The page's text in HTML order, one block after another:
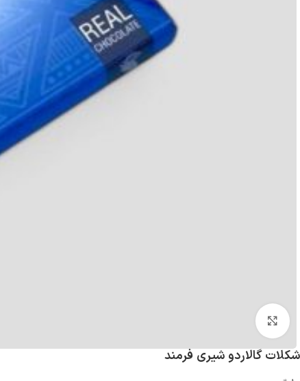
شکلات گالاردو شیری فرمند